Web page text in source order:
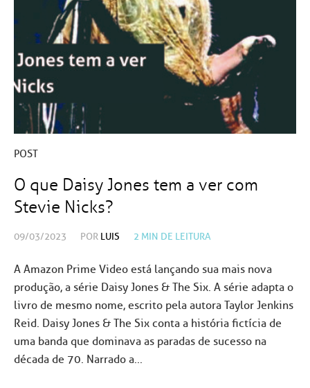
POST
O que Daisy Jones tem a ver com
Stevie Nicks?
09/03/2023 POR LUIS 2 MIN DE LEITURA
A Amazon Prime Video está lançando sua mais nova
produção, a série Daisy Jones & The Six. A série adapta o
livro de mesmo nome, escrito pela autora Taylor Jenkins
Reid. Daisy Jones & The Six conta a história fictícia de
uma banda que dominava as paradas de sucesso na
década de 70. Narrado a...